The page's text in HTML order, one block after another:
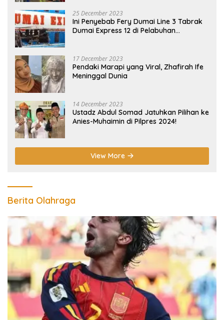
25 December 2023
Ini Penyebab Fery Dumai Line 3 Tabrak
Dumai Express 12 di Pelabuhan
17 December 2023
Pendaki Marapi yang Viral, Zhafirah Ife
Meninggal Dunia
14 December 2023
Ustadz Abdul Somad Jatuhkan Pilihan ke
Anies-Muhaimin di Pilpres 2024!
View More
Berita Olahraga